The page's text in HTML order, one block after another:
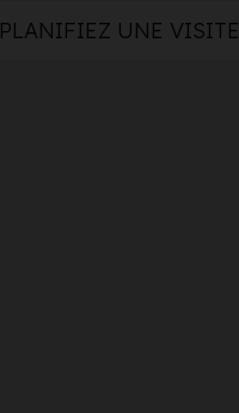
PLANIFIEZ UNE VISITE